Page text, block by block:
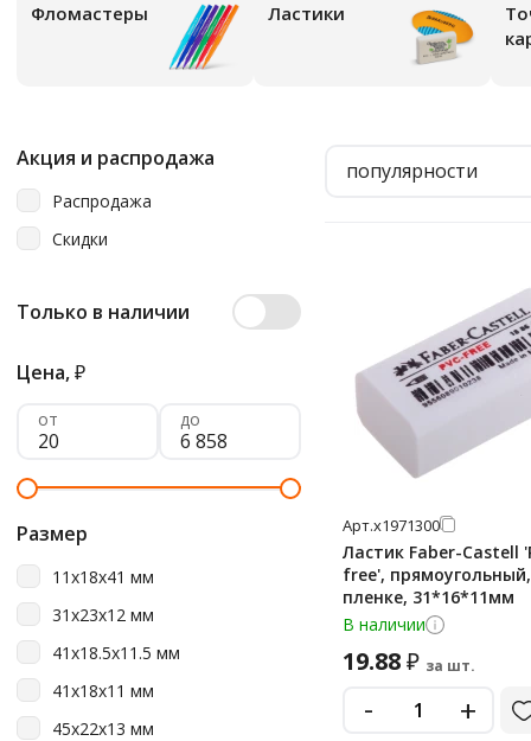
Фломастеры Ластики
Акция и распродажа
Распродажа
Скидки
Только в наличии
Цена,₽
от до
Размер
11х18х41 мм
31х23х12 мм
41х18.5х11.5 мм
41х18х11 мм
45х22х13 мм
популярности
Арт.х1971300
Ластик Faber-Castell
free',
пленке, 31*16*11мм
В наличии
19.88₽ за шт.
- +